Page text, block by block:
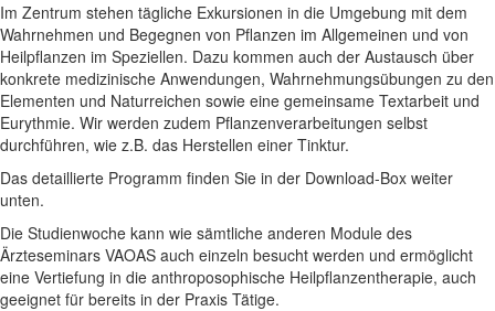
Im Zentrum stehen tägliche Exkursionen in die Umgebung mit dem
Wahrnehmen und Begegnen von Pflanzen im Allgemeinen und von
Heilpflanzen im Speziellen. Dazu kommen auch der Austausch über
konkrete medizinische Anwendungen, Wahrnehmungsübungen zu den
Elementen und Naturreichen sowie eine gemeinsame Textarbeit und
Eurythmie. Wir werden zudem Pflanzenverarbeitungen selbst
durchführen, wie z.B. das Herstellen einer Tinktur.
Das detaillierte Programm finden Sie in der Download-Box weiter
unten.
Die Studienwoche kann wie sämtliche anderen Module des
Ärzteseminars VAOAS auch einzeln besucht werden und ermöglicht
eine Vertiefung in die anthroposophische Heilpflanzentherapie, auch
geeignet für bereits in der Praxis Tätige.